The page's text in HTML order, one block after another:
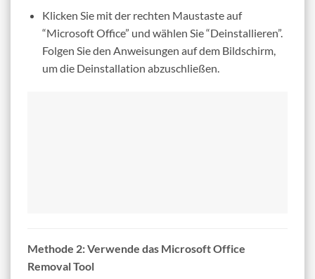
Klicken Sie mit der rechten Maustaste auf
“Microsoft Office” und wählen Sie “Deinstallieren”.
Folgen Sie den Anweisungen auf dem Bildschirm,
um die Deinstallation abzuschließen.
Methode 2: Verwende das Microsoft Office
Removal Tool